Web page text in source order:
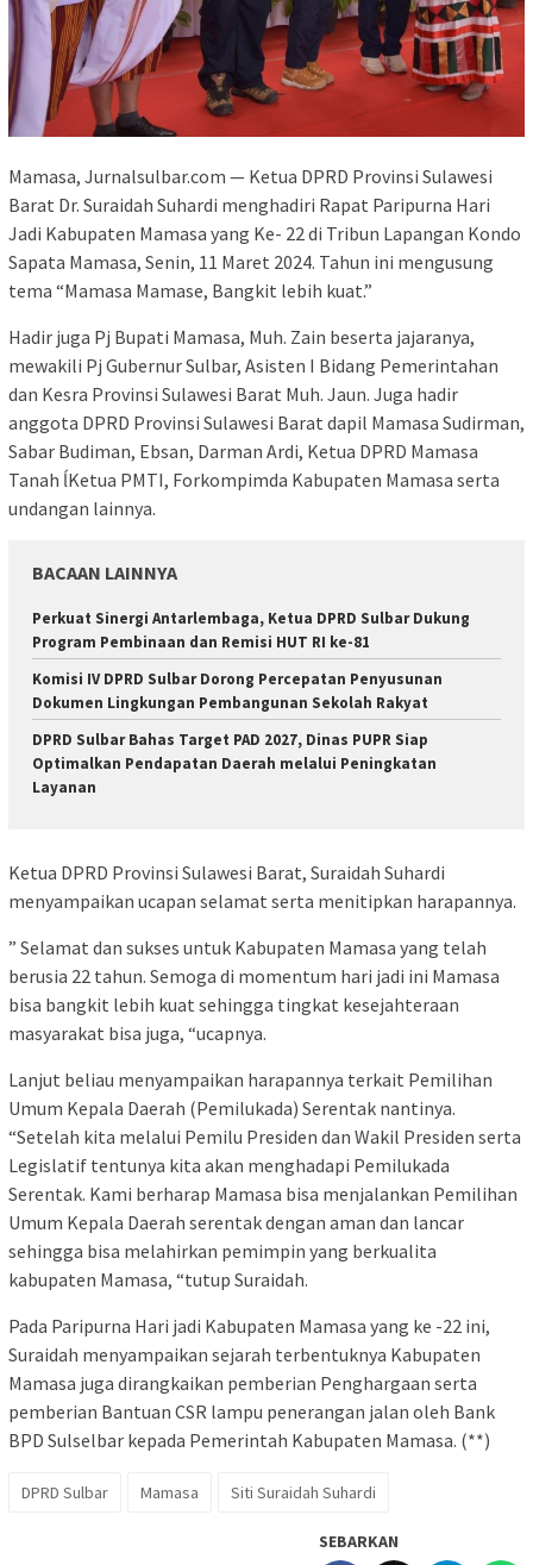
Mamasa, Jurnalsulbar.com — Ketua DPRD Provinsi Sulawesi
Barat Dr. Suraidah Suhardi menghadiri Rapat Paripurna Hari
Jadi Kabupaten Mamasa yang Ke- 22 di Tribun Lapangan Kondo
Sapata Mamasa, Senin, 11 Maret 2024. Tahun ini mengusung
tema “Mamasa Mamase, Bangkit lebih kuat.”
Hadir juga Pj Bupati Mamasa, Muh. Zain beserta jajaranya,
mewakili Pj Gubernur Sulbar, Asisten I Bidang Pemerintahan
dan Kesra Provinsi Sulawesi Barat Muh. Jaun. Juga hadir
anggota DPRD Provinsi Sulawesi Barat dapil Mamasa Sudirman,
Sabar Budiman, Ebsan, Darman Ardi, Ketua DPRD Mamasa
Tanah ĺKetua PMTI, Forkompimda Kabupaten Mamasa serta
undangan lainnya.
BACAAN LAINNYA
Perkuat Sinergi Antarlembaga, Ketua DPRD Sulbar Dukung
Program Pembinaan dan Remisi HUT RI ke-81
Komisi IV DPRD Sulbar Dorong Percepatan Penyusunan
Dokumen Lingkungan Pembangunan Sekolah Rakyat
DPRD Sulbar Bahas Target PAD 2027, Dinas PUPR Siap
Optimalkan Pendapatan Daerah melalui Peningkatan
Layanan
Ketua DPRD Provinsi Sulawesi Barat, Suraidah Suhardi
menyampaikan ucapan selamat serta menitipkan harapannya.
” Selamat dan sukses untuk Kabupaten Mamasa yang telah
berusia 22 tahun. Semoga di momentum hari jadi ini Mamasa
bisa bangkit lebih kuat sehingga tingkat kesejahteraan
masyarakat bisa juga, “ucapnya.
Lanjut beliau menyampaikan harapannya terkait Pemilihan
Umum Kepala Daerah (Pemilukada) Serentak nantinya.
“Setelah kita melalui Pemilu Presiden dan Wakil Presiden serta
Legislatif tentunya kita akan menghadapi Pemilukada
Serentak. Kami berharap Mamasa bisa menjalankan Pemilihan
Umum Kepala Daerah serentak dengan aman dan lancar
sehingga bisa melahirkan pemimpin yang berkualita
kabupaten Mamasa, “tutup Suraidah.
Pada Paripurna Hari jadi Kabupaten Mamasa yang ke -22 ini,
Suraidah menyampaikan sejarah terbentuknya Kabupaten
Mamasa juga dirangkaikan pemberian Penghargaan serta
pemberian Bantuan CSR lampu penerangan jalan oleh Bank
BPD Sulselbar kepada Pemerintah Kabupaten Mamasa. (**)
DPRD Sulbar Mamasa Siti Suraidah Suhardi
SEBARKAN